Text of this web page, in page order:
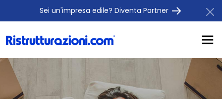
Sei un'impresa edile? Diventa Partner